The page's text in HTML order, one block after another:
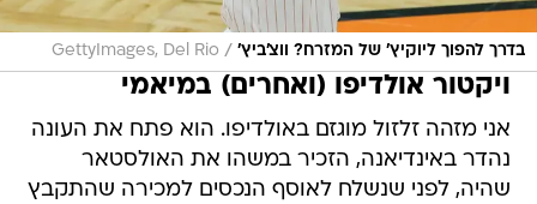
בדרך להפוך ליוקיץ' של המזרח? ווצ'ביץ' /
GettyImages, Del Rio
ויקטור אולדיפו (ואחרים) במיאמי
אני מזהה זלזול מוגזם באולדיפו. הוא פתח את העונה
נהדר באינדיאנה, הזכיר במשהו את האולסטאר
שהיה, לפני שנשלח לאוסף הנכסים למכירה שהתקבץ